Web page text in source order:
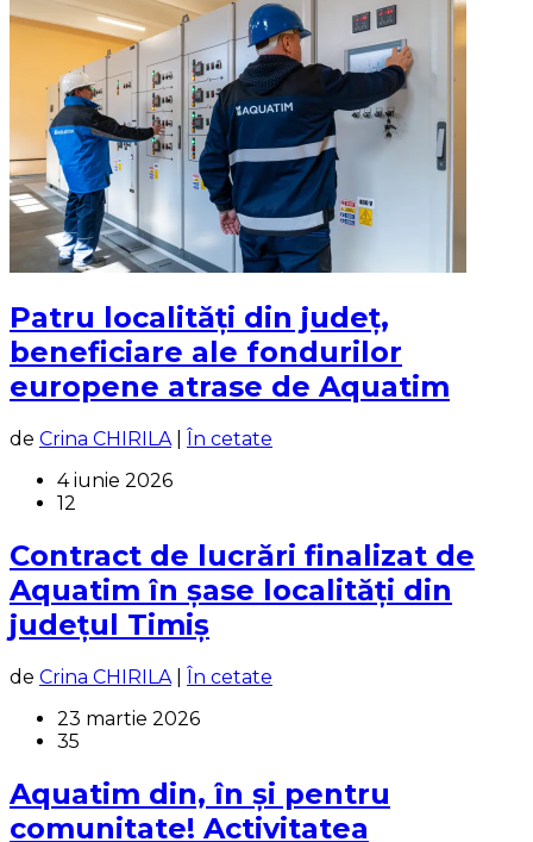
Patru localități din județ,
beneficiare ale fondurilor
europene atrase de Aquatim
de Crina CHIRILA|
În cetate
4 iunie 2026
12
Contract de lucrări finalizat de
Aquatim în șase localități din
județul Timiș
de Crina CHIRILA|
În cetate
23 martie 2026
35
Aquatim din, în și pentru
comunitate! Activitatea